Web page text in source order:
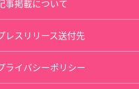
事掲載について
レスリリース送付先
ライバシーポリシー